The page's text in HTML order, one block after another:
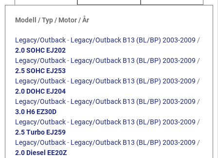
Modell / Typ / Motor / År
Legacy/Outback- Legacy/Outback B13 (BL/BP) 2003-2009 /
2.0 SOHC EJ202
Legacy/Outback- Legacy/Outback B13 (BL/BP) 2003-2009 /
2.5 SOHC EJ253
Legacy/Outback- Legacy/Outback B13 (BL/BP) 2003-2009 /
2.0 DOHC EJ204
Legacy/Outback- Legacy/Outback B13 (BL/BP) 2003-2009 /
3.0 H6 EZ30D
Legacy/Outback- Legacy/Outback B13 (BL/BP) 2003-2009 /
2.5 Turbo EJ259
Legacy/Outback- Legacy/Outback B13 (BL/BP) 2003-2009 /
2.0 Diesel EE20Z